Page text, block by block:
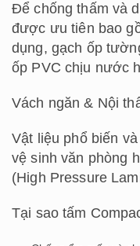
Để chống thấm và
được ưu tiên bao
dụng, gạch ốp
ốp PVC chịu nước
Vách ngăn & Nội
Vật liệu phổ biến
vệ sinh văn phòng
(High Pressure
Tại sao tấm